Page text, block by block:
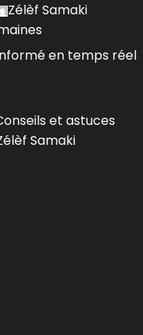
Zélèf Samaki
en temps réel
et astuces
Samaki